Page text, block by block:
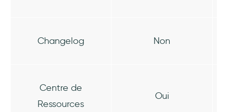
Changelog Non
Centre de
Ressources
Oui